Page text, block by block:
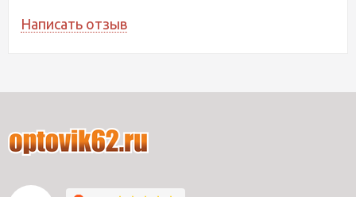
Написать отзыв